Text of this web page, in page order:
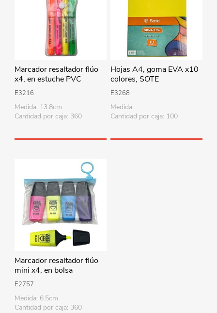
Marcador resaltador flúo
x4, en estuche PVC
E3216
Medida: 13.8cm
Cantidad por caja: 360
Hojas A4, goma EVA x10
colores, SOTE
E3268
Medida:
Cantidad por caja: 100
Marcador resaltador flúo
mini x4, en bolsa
E2757
Medida: 6.5cm
Cantidad por caja: 360